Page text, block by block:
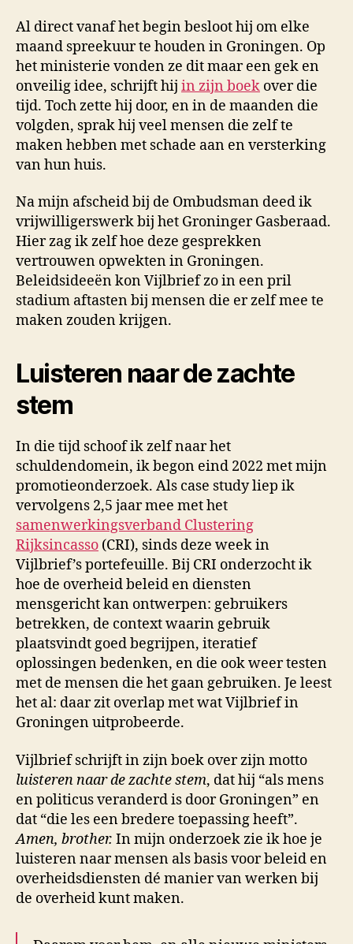
Al direct vanaf het begin besloot hij om elke
maand spreekuur te houden in Groningen. Op
het ministerie vonden ze dit maar een gek en
onveilig idee, schrijft hij in zijn boek over die
tijd. Toch zette hij door, en in de maanden die
volgden, sprak hij veel mensen die zelf te
maken hebben met schade aan en versterking
van hun huis.
Na mijn afscheid bij de Ombudsman deed ik
vrijwilligerswerk bij het Groninger Gasberaad.
Hier zag ik zelf hoe deze gesprekken
vertrouwen opwekten in Groningen.
Beleidsideeën kon Vijlbrief zo in een pril
stadium aftasten bij mensen die er zelf mee te
maken zouden krijgen.
Luisteren naar de zachte
stem
In die tijd schoof ik zelf naar het
schuldendomein, ik begon eind 2022 met mijn
promotieonderzoek. Als case study liep ik
vervolgens 2,5 jaar mee met het
samenwerkingsverband Clustering
Rijksincasso (CRI), sinds deze week in
Vijlbrief’s portefeuille. Bij CRI onderzocht ik
hoe de overheid beleid en diensten
mensgericht kan ontwerpen: gebruikers
betrekken, de context waarin gebruik
plaatsvindt goed begrijpen, iteratief
oplossingen bedenken, en die ook weer testen
met de mensen die het gaan gebruiken. Je leest
het al: daar zit overlap met wat Vijlbrief in
Groningen uitprobeerde.
Vijlbrief schrijft in zijn boek over zijn motto
luisteren naar de zachte stem, dat hij “als mens
en politicus veranderd is door Groningen” en
dat “die les een bredere toepassing heeft”.
Amen, brother. In mijn onderzoek zie ik hoe je
luisteren naar mensen als basis voor beleid en
overheidsdiensten dé manier van werken bij
de overheid kunt maken.